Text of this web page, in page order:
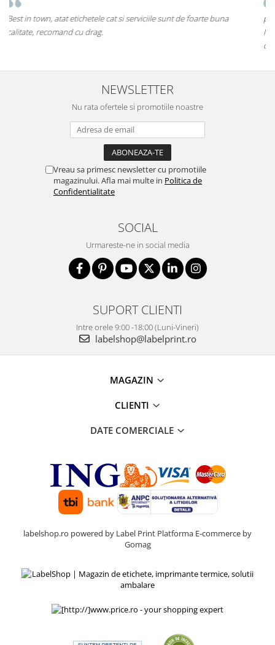
buna
Cea mai tare companie. Ai nevoie de o eticheta? Ei
pe toate....chiar si pe cele care inca nu au ajuns pe
Mi-as dori sa existe mai multe companii de acest gen
deschise) in mediul romanesc de afaceri. Thumbs up!
NEWSLETTER
Nu rata ofertele si promotiile noastre
Vreau sa primesc newsletter cu promotiile
magazinului. Afla mai multe in Politica de
Confidentialitate
SOCIAL
Urmareste-ne in social media
SUPORT CLIENTI
Intre orele 9:00 -18:00 (Luni-Vineri)
labelshop@labelprint.ro
MAGAZIN
CLIENTI
DATE COMERCIALE
labelshop.ro powered by Label Print Platforma E-commerce by
Gomag